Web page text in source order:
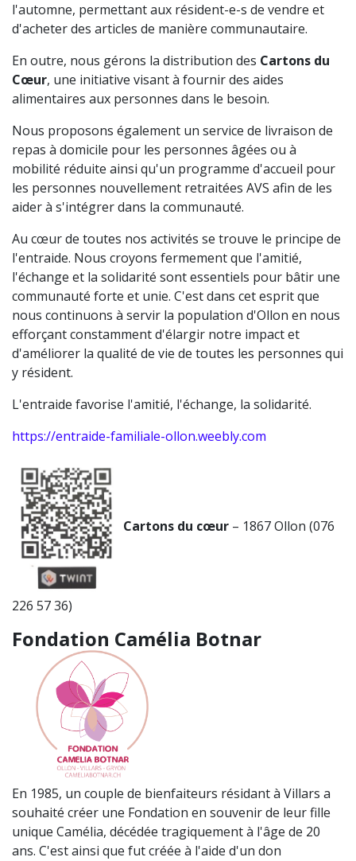
l'automne, permettant aux résident-e-s de vendre et
d'acheter des articles de manière communautaire.
En outre, nous gérons la distribution des Cartons du
Cœur, une initiative visant à fournir des aides
alimentaires aux personnes dans le besoin.
Nous proposons également un service de livraison de
repas à domicile pour les personnes âgées ou à
mobilité réduite ainsi qu'un programme d'accueil pour
les personnes nouvellement retraitées AVS afin de les
aider à s'intégrer dans la communauté.
Au cœur de toutes nos activités se trouve le principe de
l'entraide. Nous croyons fermement que l'amitié,
l'échange et la solidarité sont essentiels pour bâtir une
communauté forte et unie. C'est dans cet esprit que
nous continuons à servir la population d'Ollon en nous
efforçant constamment d'élargir notre impact et
d'améliorer la qualité de vie de toutes les personnes qui
y résident.
L'entraide favorise l'amitié, l'échange, la solidarité.
https://entraide-familiale-ollon.weebly.com
Cartons du cœur – 1867 Ollon (076
226 57 36)
Fondation Camélia Botnar
En 1985, un couple de bienfaiteurs résidant à Villars a
souhaité créer une Fondation en souvenir de leur fille
unique Camélia, décédée tragiquement à l'âge de 20
ans. C'est ainsi que fut créée à l'aide d'un don